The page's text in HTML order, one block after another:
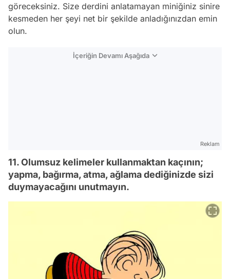
göreceksiniz. Size derdini anlatamayan miniğiniz sinire
kesmeden her şeyi net bir şekilde anladığınızdan emin
olun.
İçeriğin Devamı Aşağıda
Reklam
11. Olumsuz kelimeler kullanmaktan kaçının;
yapma, bağırma, atma, ağlama dediğinizde sizi
duymayacağını unutmayın.